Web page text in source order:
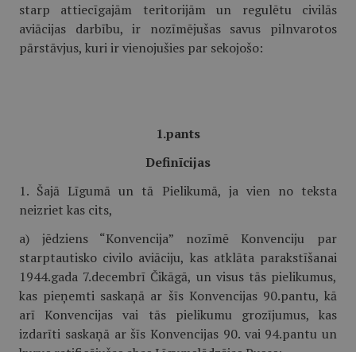
starp attiecīgajām teritorijām un regulētu civilās
aviācijas darbību, ir nozīmējušas savus pilnvarotos
pārstāvjus, kuri ir vienojušies par sekojošo:
1.pants
Definīcijas
1. Šajā Līgumā un tā Pielikumā, ja vien no teksta
neizriet kas cits,
a) jēdziens “Konvencija” nozīmē Konvenciju par
starptautisko civilo aviāciju, kas atklāta parakstīšanai
1944.gada 7.decembrī Čikāgā, un visus tās pielikumus,
kas pieņemti saskaņā ar šīs Konvencijas 90.pantu, kā
arī Konvencijas vai tās pielikumu grozījumus, kas
izdarīti saskaņā ar šīs Konvencijas 90. vai 94.pantu un